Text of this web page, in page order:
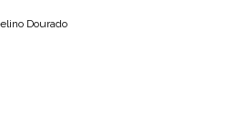
Dourado